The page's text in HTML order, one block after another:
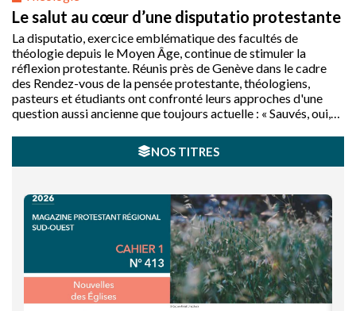
Le salut au cœur d’une disputatio protestante
La disputatio, exercice emblématique des facultés de
théologie depuis le Moyen Âge, continue de stimuler la
réflexion protestante. Réunis près de Genève dans le cadre
des Rendez-vous de la pensée protestante, théologiens,
pasteurs et étudiants ont confronté leurs approches d'une
question aussi ancienne que toujours actuelle : « Sauvés, oui,
NOS TITRES